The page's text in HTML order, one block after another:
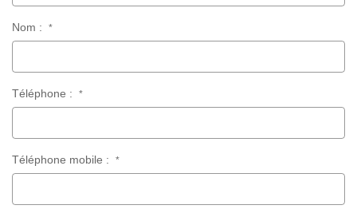
CONTACT
Nom : *
Téléphone : *
Téléphone mobile : *